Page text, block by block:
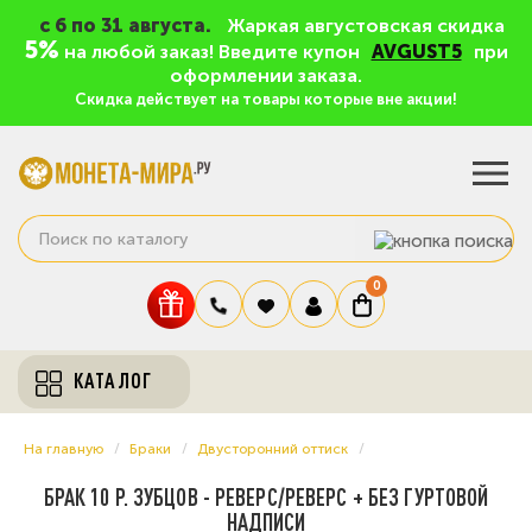
c 6 по 31 августа. Жаркая августовская скидка
5% на любой заказ! Введите купон AVGUST5
при
оформлении заказа.
Скидка действует на товары которые вне акции!
0
КАТАЛОГ
На главную Браки Двусторонний оттиск
БРАК 10 Р. ЗУБЦОВ - РЕВЕРС/РЕВЕРС + БЕЗ ГУРТОВОЙ
НАДПИСИ